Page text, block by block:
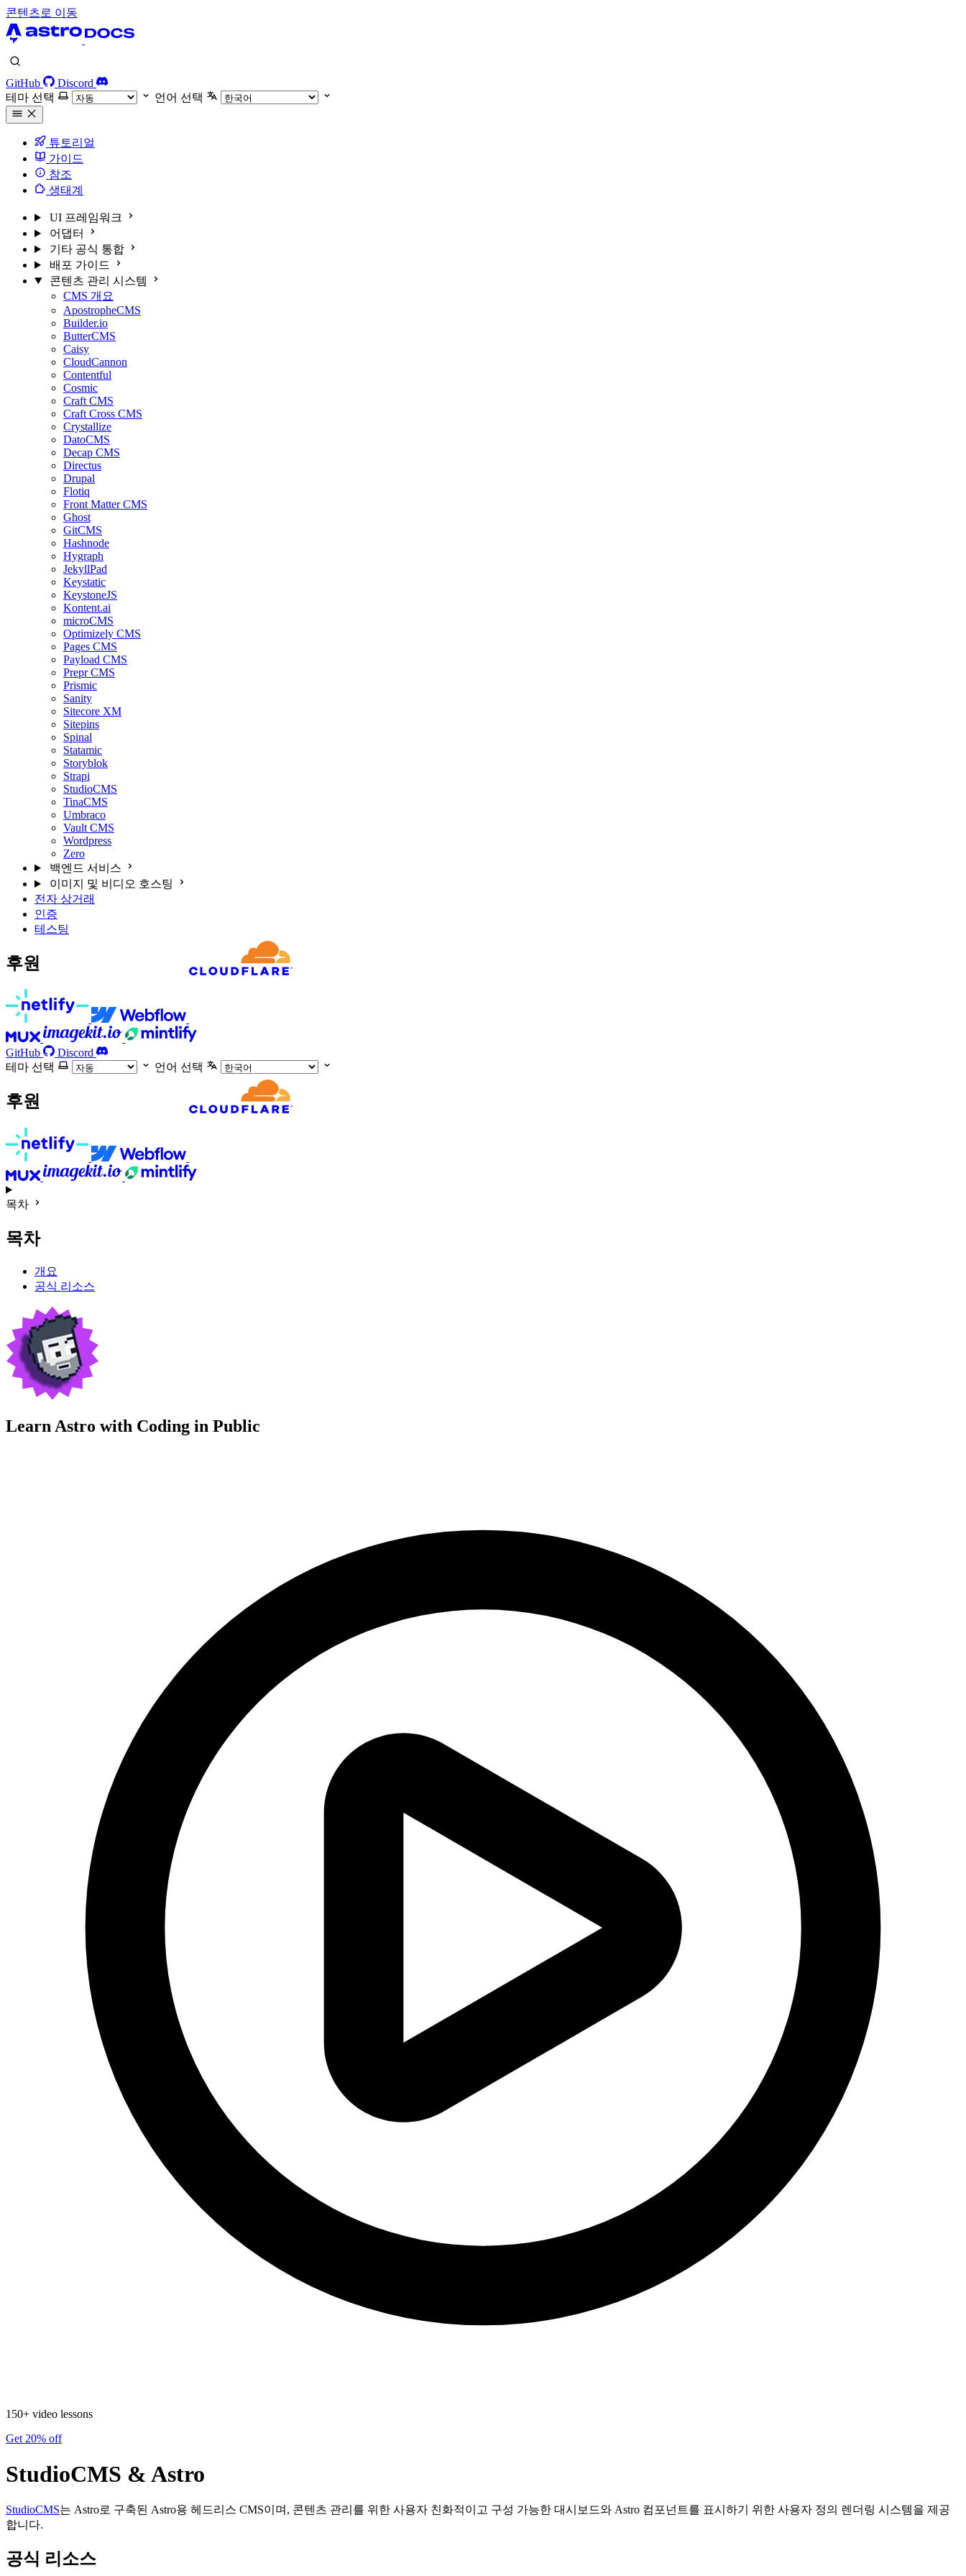
콘텐츠로 이동
GitHub
Discord
테마 선택
언어 선택
튜토리얼
가이드
참조
생태계
UI 프레임워크
어댑터
기타 공식 통합
배포 가이드
콘텐츠 관리 시스템
CMS 개요
ApostropheCMS
Builder.io
ButterCMS
Caisy
CloudCannon
Contentful
Cosmic
Craft CMS
Craft Cross CMS
Crystallize
DatoCMS
Decap CMS
Directus
Drupal
Flotiq
Front Matter CMS
Ghost
GitCMS
Hashnode
Hygraph
JekyllPad
Keystatic
KeystoneJS
Kontent.ai
microCMS
Optimizely CMS
Pages CMS
Payload CMS
Prepr CMS
Prismic
Sanity
Sitecore XM
Sitepins
Spinal
Statamic
Storyblok
Strapi
StudioCMS
TinaCMS
Umbraco
Vault CMS
Wordpress
Zero
백엔드 서비스
이미지 및 비디오 호스팅
전자 상거래
인증
테스팅
후원
GitHub
Discord
테마 선택
언어 선택
후원
목차
목차
개요
공식 리소스
Learn Astro with Coding in Public
150+ video lessons
Get 20% off
StudioCMS & Astro
StudioCMS는 Astro로 구축된 Astro용 헤드리스 CMS이며, 콘텐츠 관리를 위한 사용자 친화적이고 구성 가능한 대시보드와 Astro 컴포넌트를 표시하기 위한 사용자 정의 렌더링 시스템을 제공
합니다.
공식 리소스